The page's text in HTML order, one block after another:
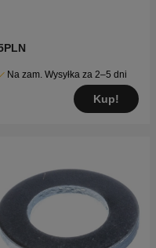
Na zam. Wysyłka za 2–5 dni
Kup!